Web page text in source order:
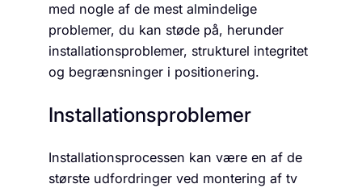
med nogle af de mest almindelige
problemer, du kan støde på, herunder
installationsproblemer, strukturel integritet
og begrænsninger i positionering.
Installationsproblemer
Installationsprocessen kan være en af de
største udfordringer ved montering af tv